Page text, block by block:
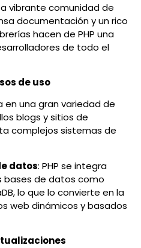
vibrante comunidad de
documentación y un rico
hacen de PHP una
de todo el
de uso
en una gran variedad de
blogs y sitios de
complejos sistemas de
datos: PHP se integra
de datos como
lo que lo convierte en la
web dinámicos y basados